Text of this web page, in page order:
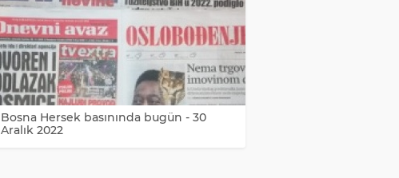
Bosna Hersek basınında bugün - 30
Aralık 2022